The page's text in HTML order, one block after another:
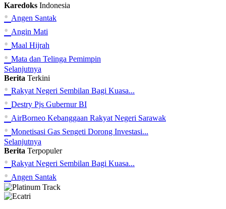
Karedoks Indonesia
• Angen Santak
• Angin Mati
• Maal Hijrah
• Mata dan Telinga Pemimpin
Selanjutnya
Berita Terkini
• Rakyat Negeri Sembilan Bagi Kuasa...
• Destry Pjs Gubernur BI
• AirBorneo Kebanggaan Rakyat Negeri Sarawak
• Monetisasi Gas Sengeti Dorong Investasi...
Selanjutnya
Berita Terpopuler
• Rakyat Negeri Sembilan Bagi Kuasa...
• Angen Santak